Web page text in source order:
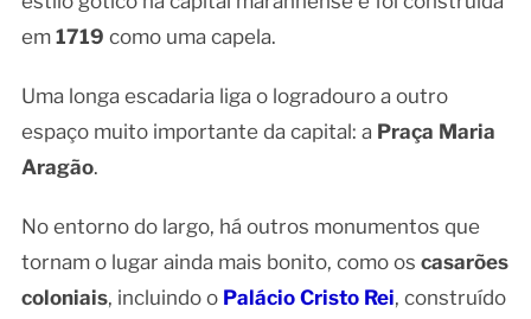
em 1719 como uma capela.
Uma longa escadaria liga o logradouro a outro
espaço muito importante da capital: a Praça Maria
Aragão.
No entorno do largo, há outros monumentos que
tornam o lugar ainda mais bonito, como os casarões
coloniais, incluindo o Palácio Cristo Rei, construído